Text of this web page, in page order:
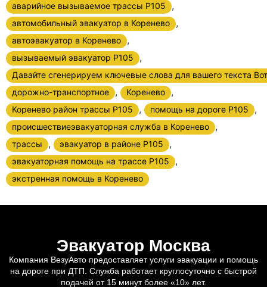
аварийное вызываемое трассы Р105 ,
автомобильный эвакуатор в Коренево ,
автоэвакуатор в Коренево ,
вызываемый эвакуатор Р105 ,
Давайте сгенерируем ключевые слова для вашего текста
дорожно-транспортное
, Коренево ,
Коренево район трассы Р105 , помощь на дороге Р105 ,
происшествиеэвакуаторная служба в Коренево ,
трассы , эвакуатор в районе Р105 ,
эвакуаторная помощь на трассе Р105 ,
экстренная помощь в Коренево
Эвакуатор Москва
Компания ВезуАвто предоставляет услуги эвакуации и помощь
на дороге при ДТП. Служба работает круглосуточно с быстрой
подачей от 15 минут более «10» лет.